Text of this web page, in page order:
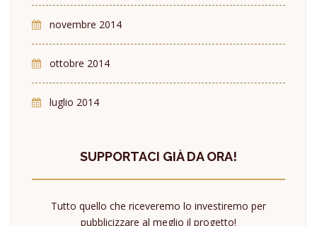
novembre 2014
ottobre 2014
luglio 2014
SUPPORTACI GIÀ DA ORA!
Tutto quello che riceveremo lo investiremo per
pubblicizzare al meglio il progetto!